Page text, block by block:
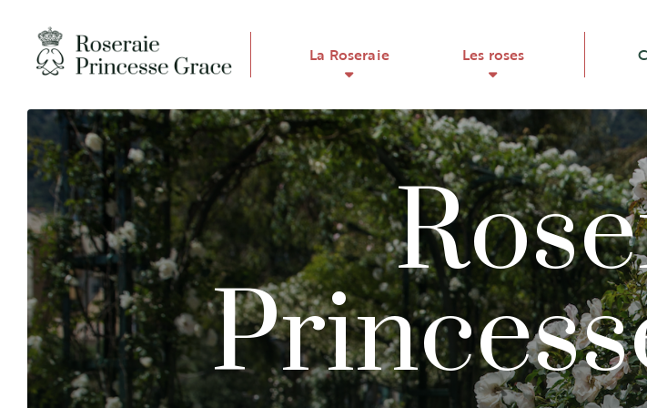
La Roseraie Les roses